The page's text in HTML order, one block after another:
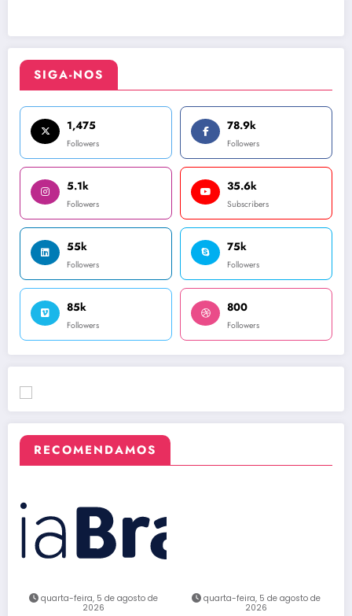
SIGA-NOS
1,475
Followers
78.9k
Followers
5.1k
Followers
35.6k
Subscribers
55k
Followers
75k
Followers
85k
Followers
800
Followers
RECOMENDAMOS
quarta-feira, 5 de agosto de
2026
quarta-feira, 5 de agosto de
2026